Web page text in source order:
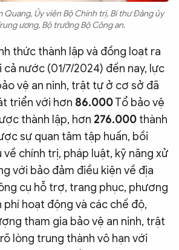
Quang, Ủy viên Bộ Chính trị, Bí thư Đảng ủy
ương, Bộ trưởng Bộ Công an.
thức thành lập và đồng loạt ra
nước (01/7/2024) đến nay, lực
vệ an ninh, trật tự ở cơ sở đã
triển với hơn 86.000Tổ bảo vệ
thành lập, hơn 276.000 thành
sự quan tâm tập huấn, bồi
chính trị, pháp luật, kỹ năng xử
với bảo đảm điều kiện về địa
cụ hỗ trợ, trang phục, phương
phí hoạt động và các chế độ,
tham gia bảo vệ an ninh, trật
lòng trung thành vô hạn với